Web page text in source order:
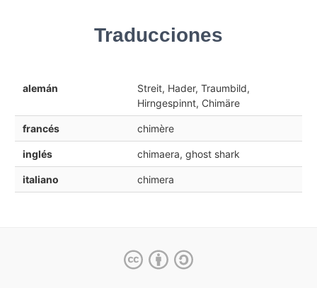
Traducciones
alemán
Streit, Hader, Traumbild,
Hirngespinnt, Chimäre
francés chimère
inglés chimaera, ghost shark
italiano chimera